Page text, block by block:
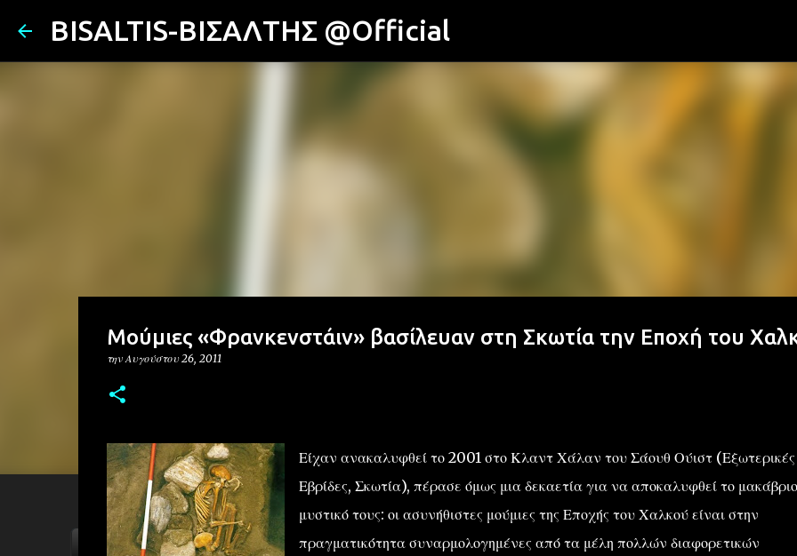
BISALTIS-ΒΙΣΑΛΤΗΣ @Official
ΑΡΧΙΚΗ YOUTUBE FACEBOOK ''ΜΑΓΕΜΕΝΕΣ'' /PROJECT ΣΧΕΤΙΚΑ/ABOUT
Μούμιες «Φρανκενστάιν» βασίλευαν στη Σκωτία την Εποχή του
τηνΑυγούστου 26, 2011
Είχαν ανακαλυφθεί το 2001 στο Κλαντ Χάλαν του Σάουθ Ούιστ (Εξωτερικές
Εβρίδες, Σκωτία), πέρασε όμως μια δεκαετία για να αποκαλυφθεί το μακάβριο
μυστικό τους: οι ασυνήθιστες μούμιες της Εποχής του Χαλκού είναι στην
πραγματικότητα συναρμολογημένες από τα μέλη πολλών διαφορετικών